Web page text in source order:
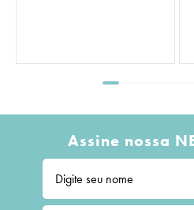
Assine nossa